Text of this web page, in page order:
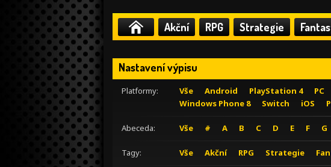
Akční RPG Strategie
Nastavení výpisu
Platformy: Vše Android PlayStation 4 PC
Windows Phone 8
Switch iOS
Abeceda: Vše # A B C D E F G
Tagy: Vše Akční RPG Strategie